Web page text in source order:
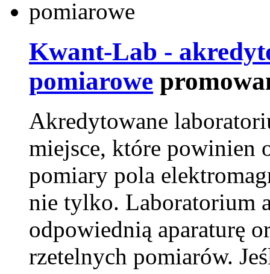
Kwant-Lab -
pomiarowe
Akredytowane
miejsce, które powinien
pomiary pola
nie tylko. Laboratorium
odpowiednią aparaturę
rzetelnych pomiarów.